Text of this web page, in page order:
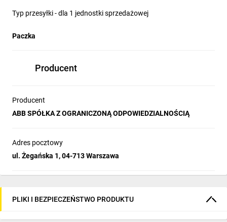
Typ przesyłki - dla 1 jednostki sprzedażowej
Paczka
Producent
Producent
ABB SPÓŁKA Z OGRANICZONĄ ODPOWIEDZIALNOŚCIĄ
Adres pocztowy
ul. Żegańska 1, 04-713 Warszawa
PLIKI I BEZPIECZEŃSTWO PRODUKTU